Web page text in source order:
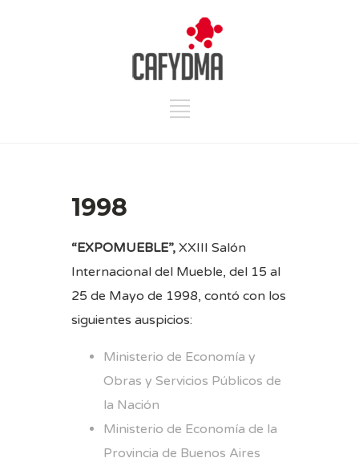
1998
“EXPOMUEBLE”, XXIII Salón
Internacional del Mueble, del 15 al
25 de Mayo de 1998, contó con los
siguientes auspicios:
Ministerio de Economía y
Obras y Servicios Públicos de
la Nación
Ministerio de Economía de la
Provincia de Buenos Aires